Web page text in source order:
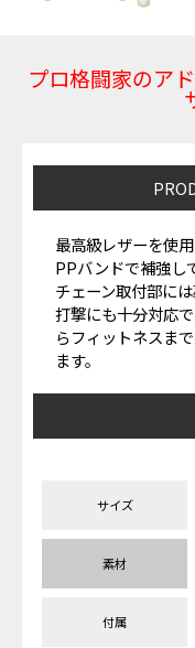
プロ格闘家のア
最高級レザーを使
PPバンドで補強し
チェーン取付部に
打撃にも十分対応
らフィットネスま
ます。
サイズ
素材
付属